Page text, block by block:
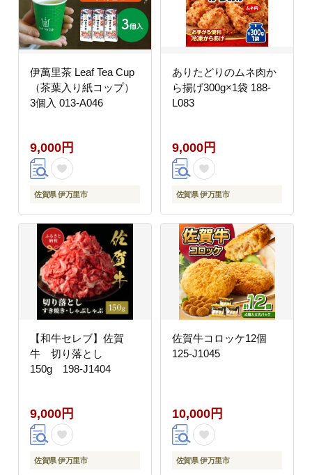
伊萬里茶 Leaf Tea Cup
（茶葉入り紙コップ）
3個入 013-A046
9,000円
佐賀県 伊万里市
ありたどりのムネ肉か
ら揚げ300g×1袋 188-
L083
9,000円
佐賀県 伊万里市
【和牛セレブ】佐賀
牛 切り落とし
150g 198-J1404
9,000円
佐賀県 伊万里市
佐賀牛コロッケ12個
125-J1045
10,000円
佐賀県 伊万里市